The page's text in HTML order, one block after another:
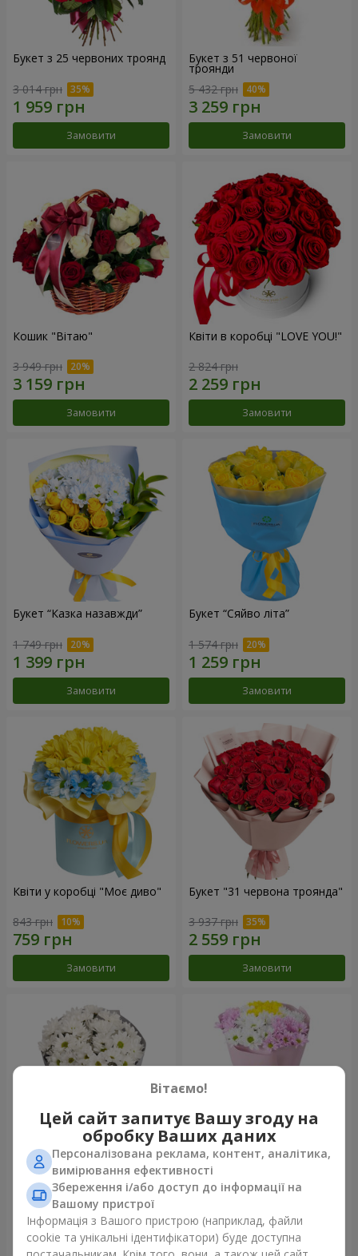
Букет з 25 червоних троянд
3 014 грн
Замовити
Букет з 51 червоної
троянди
5 432 грн
Замовити
Кошик "Вітаю"
3 949 грн
Замовити
Квіти в коробці "LOVE YOU!"
2 824 грн
Замовити
Букет “Казка назавжди”
1 749 грн
Замовити
Букет “Сяйво літа”
1 574 грн
Замовити
Квіти у коробці "Моє диво"
843 грн
Замовити
Букет "31 червона троянда"
3 937 грн
Замовити
Букет "Кіото" з 5 білих
хризантем
1 110 грн
Замовити
Букет "Пори року"
Замовити
Вітаємо!
Цей сайт запитує Вашу згоду на
обробку Ваших даних
Персоналізована реклама, контент, аналітика,
вимірювання ефективності
Збереження і/або доступ до інформації на
Вашому пристрої
Інформація з Вашого пристрою (наприклад, файли
cookie та унікальні ідентифікатори) буде доступна